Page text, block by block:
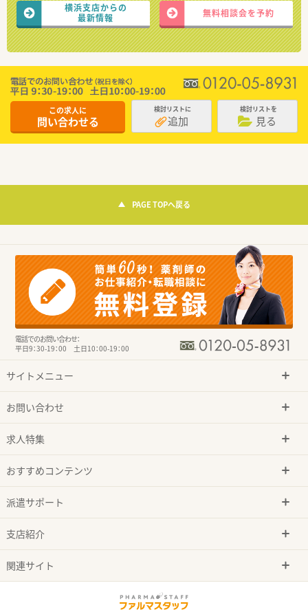
横浜支店からの
最新情報
無料相談会を予約
この求人に
問い合わせる
検討リストに
追加
検討リストを
見る
PAGE TOPへ戻る
電話でのお問い合わせ：
平日9：30-19：00 土日10：00-19：00
サイトメニュー
お問い合わせ
求人特集
おすすめコンテンツ
派遣サポート
支店紹介
関連サイト